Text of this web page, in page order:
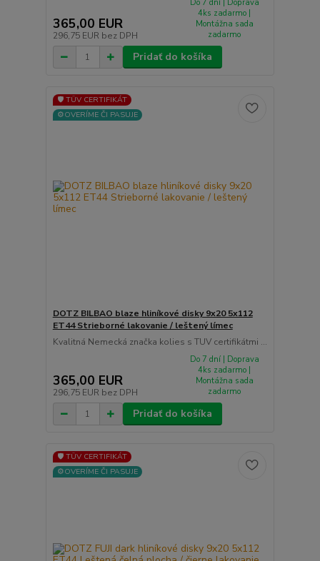
365,00 EUR
296,75 EUR bez DPH
Do 7 dní | Doprava
4ks zadarmo |
Montážna sada
zadarmo
Pridať do košíka
🛡️ TÜV CERTIFIKÁT
⚙️OVERÍME ČI PASUJE
DOTZ BILBAO blaze hliníkové disky 9x20 5x112
ET44 Strieborné lakovanie / leštený límec
Kvalitná Nemecká značka kolies s TUV certifikátmi ...
365,00 EUR
296,75 EUR bez DPH
Do 7 dní | Doprava
4ks zadarmo |
Montážna sada
zadarmo
Pridať do košíka
🛡️ TÜV CERTIFIKÁT
⚙️OVERÍME ČI PASUJE